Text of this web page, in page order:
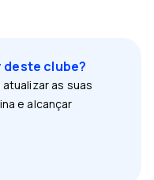
clube?
as suas
e alcançar